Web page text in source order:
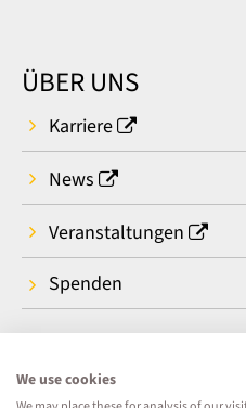
ÜBER UNS
Karriere
News
Veranstaltungen
Spenden
We use cookies